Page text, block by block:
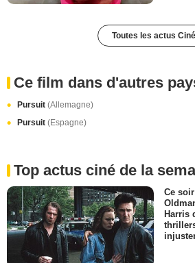
Toutes les actus Ciné
Ce film dans d'autres
Pursuit (Allemagne)
Pursuit (Espagne)
Top actus ciné de la
Ce
Harris